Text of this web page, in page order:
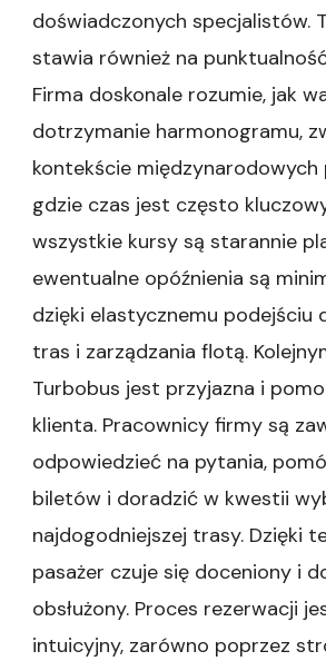
doświadczonych specjalistów.
stawia również na
Firma doskonale rozumie, jak
dotrzymanie harmonogramu,
kontekście międzynarodowych
gdzie czas jest często
wszystkie kursy są starannie
ewentualne opóźnienia są
dzięki elastycznemu podejściu
tras i zarządzania flotą.
Turbobus jest przyjazna i
klienta. Pracownicy firmy są
odpowiedzieć na pytania,
biletów i doradzić w kwestii
najdogodniejszej trasy. Dzięki
pasażer czuje się doceniony i
obsłużony. Proces rezerwacji
intuicyjny, zarówno poprzez